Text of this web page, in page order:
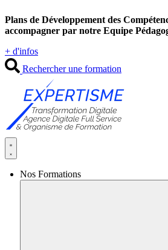
au
contenu
Plans de Développement des
accompagner par notre Equipe
+ d'infos
Rechercher une formation
Nos Formations